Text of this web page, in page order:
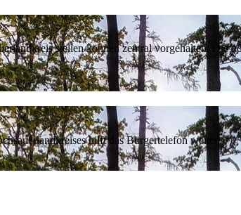
stellen können zentral vorgehalten.
hilft das Bürgertelefon weiter.